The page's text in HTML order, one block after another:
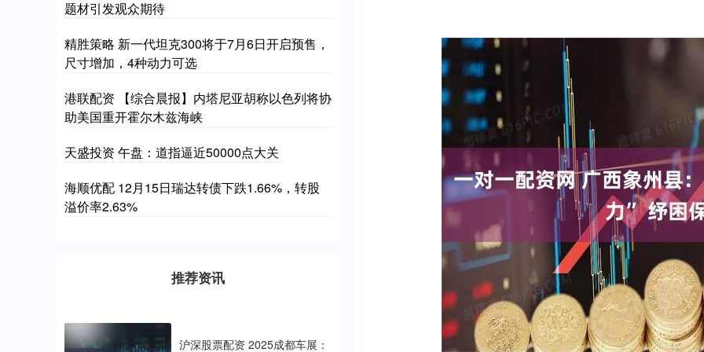
题材引发观众期待
精胜策略 新一代坦克300将于7月6日开启预售，
尺寸增加，4种动力可选
港联配资 【综合晨报】内塔尼亚胡称以色列将协
助美国重开霍尔木兹海峡
天盛投资 午盘：道指逼近50000点大关
海顺优配 12月15日瑞达转债下跌1.66%，转股
溢价率2.63%
推荐资讯
沪深股票配资 2025成都车展：